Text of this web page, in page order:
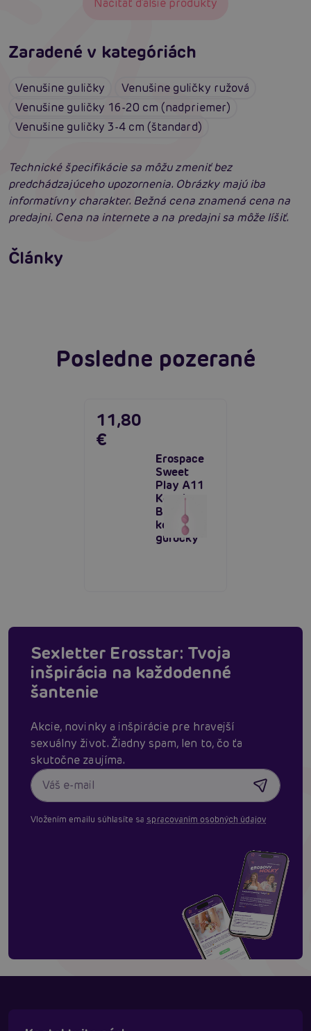
Načítať ďalšie produkty
Zaradené v kategóriách
Venušine guličky
Venušine guličky ružová
Venušine guličky 16-20 cm (nadpriemer)
Venušine guličky 3-4 cm (štandard)
Technické špecifikácie sa môžu zmeniť bez
predchádzajúceho upozornenia. Obrázky majú iba
informatívny charakter. Bežná cena znamená cena na
predajni. Cena na internete a na predajni sa môže líšiť.
Články
Venušine guličky: Detailný radca výberom
Čítať viacej
Erotická inteligencia: Príručka Sexiómov
Posledne pozerané
Erospace
Sweet
Play A11
Kegel
Balls,
kegelove
guľôčky
11,80
€
Sexletter Erosstar: Tvoja
inšpirácia na každodenné
šantenie
Akcie, novinky a inšpirácie pre hravejší
sexuálny život. Žiadny spam, len to, čo ťa
skutočne zaujíma.
Vložením emailu súhlasíte sa spracovaním osobných údajov